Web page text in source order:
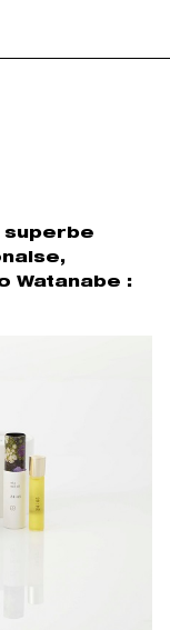
superbe
Watanabe :